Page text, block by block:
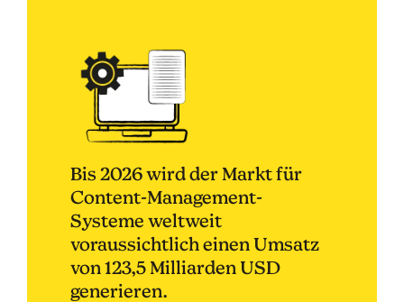
Bis 2026 wird der Markt für
Content-Management-
Systeme weltweit
voraussichtlich einen Umsatz
von 123,5 Milliarden USD
generieren.